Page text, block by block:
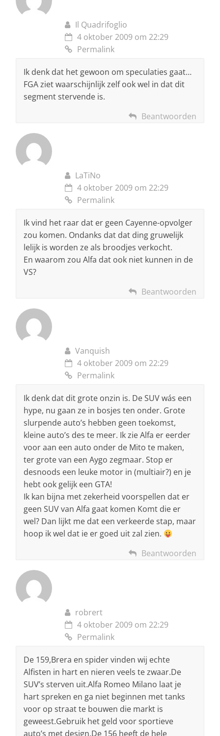
Il Quadrifoglio
4 oktober 2009 om 22:29
Permalink
Ik denk dat het gewoon om speculaties gaat…
FGA ziet waarschijnlijk zelf ook wel in dat dit
segment stervende is.
Beantwoorden
LaTiNo
4 oktober 2009 om 22:29
Permalink
Ik vind het raar dat er geen Cayenne-opvolger
zou komen. Ondanks dat dat ding gruwelijk
lelijk is worden ze als broodjes verkocht.
En waarom zou Alfa dat ook niet kunnen in de
VS?
Beantwoorden
Vanquish
4 oktober 2009 om 22:29
Permalink
Ik denk dat dit grote onzin is. De SUV wás een
hype, nu gaan ze in bosjes ten onder. Grote
slurpende auto’s hebben geen toekomst,
kleine auto’s des te meer. Ik zie Alfa er eerder
voor aan een auto onder de Mito te maken,
ter grote van een Aygo zegmaar. Stop er
desnoods een leuke motor in (multiair?) en je
hebt ook gelijk een GTA!
Ik kan bijna met zekerheid voorspellen dat er
geen SUV van Alfa gaat komen Komt die er
wel? Dan lijkt me dat een verkeerde stap, maar
hoop ik wel dat ie er goed uit zal zien.
Beantwoorden
robrert
4 oktober 2009 om 22:29
Permalink
De 159,Brera en spider vinden wij echte
Alfisten in hart en nieren veels te zwaar.De
SUV’s sterven uit.Alfa Romeo Milano laat je
hart spreken en ga niet beginnen met tanks
voor op straat te bouwen die markt is
geweest.Gebruik het geld voor sportieve
auto’s met design.De 156 heeft de hele